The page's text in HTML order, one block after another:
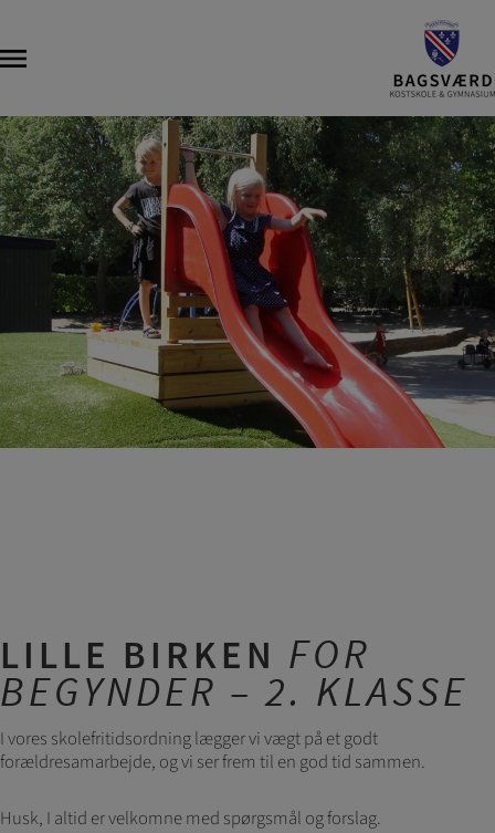
LILLE BIRKEN FOR
BEGYNDER – 2. KLASSE
I vores skolefritidsordning lægger vi vægt på et godt
forældresamarbejde, og vi ser frem til en god tid sammen.
Husk, I altid er velkomne med spørgsmål og forslag.